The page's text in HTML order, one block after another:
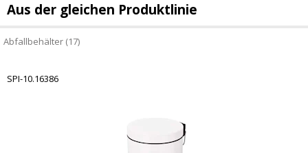
Aus der gleichen Produktlinie
Abfallbehälter (17)
SPI-10.16386